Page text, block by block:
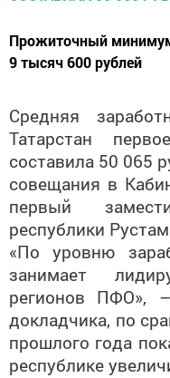
9 тысяч 600 рублей
Татарстан
составила 50 065
совещания в
первый
республики
«По уровню
занимает
регионов ПФО»,
докладчика, по
прошлого года
республике